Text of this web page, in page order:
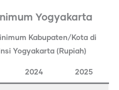
Yogyakarta
Kabupaten/Kota di
Yogyakarta (Rupiah)
2024 2025